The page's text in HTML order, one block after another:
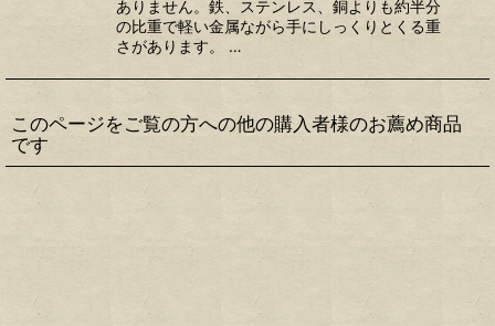
ありません。鉄、ステンレス、銅よりも約半分
の比重で軽い金属ながら手にしっくりとくる重
さがあります。 …
このページをご覧の方への他の購入者様のお薦め商品
です